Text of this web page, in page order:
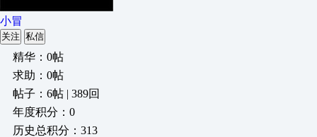
小冒
关注 私信
精华：0帖
求助：0帖
帖子：6帖 | 389回
年度积分：0
历史总积分：313